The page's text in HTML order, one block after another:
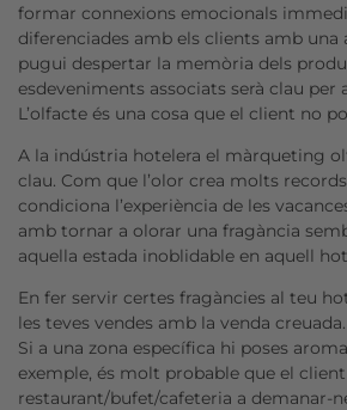
formar connexions emocionals
diferenciades amb els clients amb una
pugui despertar la memòria dels
esdeveniments associats serà clau per
L’olfacte és una cosa que el client no
A la indústria hotelera el màrqueting
clau. Com que l’olor crea molts
condiciona l’experiència de les
amb tornar a olorar una fragància
aquella estada inoblidable en aquell
En fer servir certes fragàncies al teu
les teves vendes amb la venda
Si a una zona específica hi poses
exemple, és molt probable que el
restaurant/bufet/cafeteria a demanar-